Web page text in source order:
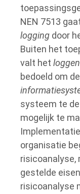
NEN 7513
logging door
Buiten het
valt het loggen
bedoeld om
systeem te
mogelijk te
organisatie
risicoanalyse,
gestelde
risicoanalyse